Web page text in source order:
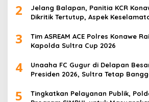
2
Jelang Balapan, Panitia KCR
Dikritik Tertutup, Aspek
3
Tim ASREAM ACE Polres Konawe
Kapolda Sultra Cup 2026
4
Unaaha FC Gugur di Delapan
Presiden 2026, Sultra Tetap
5
Tingkatkan Pelayanan Publik,